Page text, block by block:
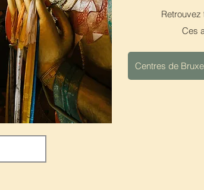
Ces
Centres de